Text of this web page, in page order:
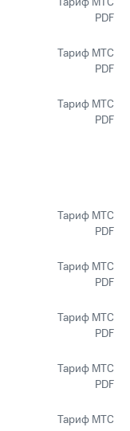
PDF
Тариф МТС
PDF
Тариф МТС
PDF
Тариф МТС
PDF
Тариф МТС
PDF
Тариф МТС
PDF
Тариф МТС
PDF
Тариф МТС